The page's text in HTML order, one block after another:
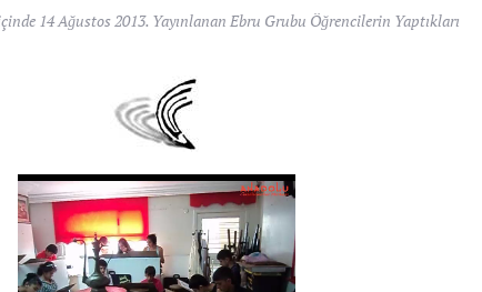
14 Ağustos 2013. Yayınlanan Ebru Grubu Öğrencilerin Yaptıkları